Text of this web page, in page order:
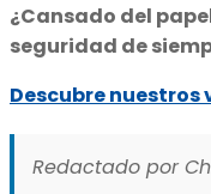
¿Cansado del
seguridad de
Descubre
Redactado por